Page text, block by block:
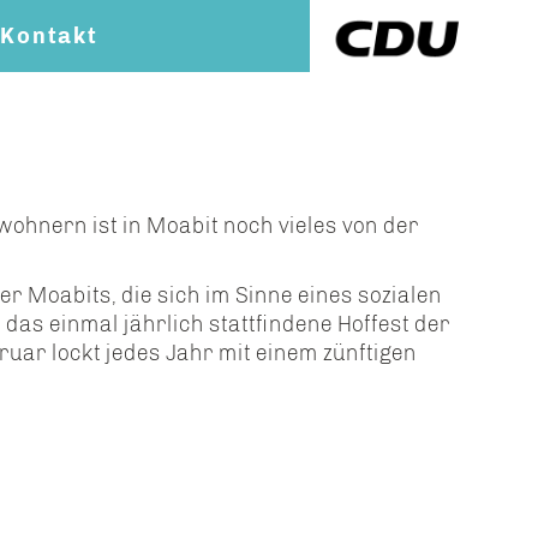
Kontakt
ist in Moabit noch vieles von der
Moabits, die sich im Sinne eines sozialen
einmal jährlich stattfindene Hoffest der
lockt jedes Jahr mit einem zünftigen